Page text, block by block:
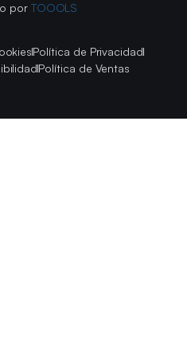
por TOOOLS
Política de Privacidad
Política de Ventas